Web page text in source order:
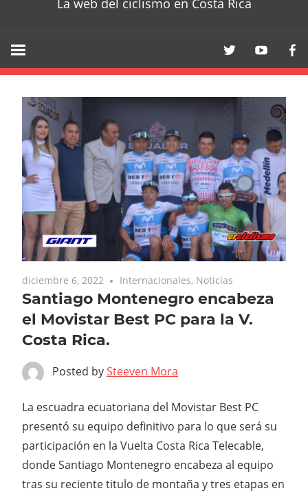
La web del ciclismo en Costa Rica
diciembre 6, 2022 Internacionales, Noticias
Santiago Montenegro encabeza
el Movistar Best PC para la V.
Costa Rica.
Posted bySteeven Mora
La escuadra ecuatoriana del Movistar Best PC
presentó su equipo definitivo para lo que será su
participación en la Vuelta Costa Rica Telecable,
donde Santiago Montenegro encabeza al equipo
tras su reciente titulo de montaña y tres etapas en